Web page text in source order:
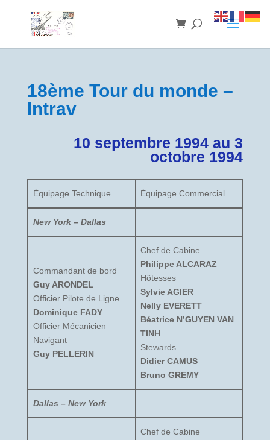
18ème Tour du monde –
Intrav
10 septembre 1994 au 3
octobre 1994
Équipage Technique Équipage Commercial
New York – Dallas
Commandant de bord
Guy ARONDEL
Officier Pilote de Ligne
Dominique FADY
Officier Mécanicien
Navigant
Guy PELLERIN
Chef de Cabine
Philippe ALCARAZ
Hôtesses
Sylvie AGIER
Nelly EVERETT
Béatrice N’GUYEN VAN
TINH
Stewards
Didier CAMUS
Bruno GREMY
Dallas – New York
Chef de Cabine